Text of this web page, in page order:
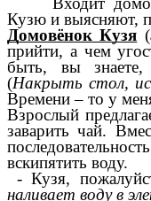
Кузю и выясняют,
Домовёнок Кузя (
прийти, а чем
быть, вы знаете,
(Накрыть стол,
Времени – то у
Взрослый
заварить чай.
вскипятить воду.
- Кузя,
наливает воду в